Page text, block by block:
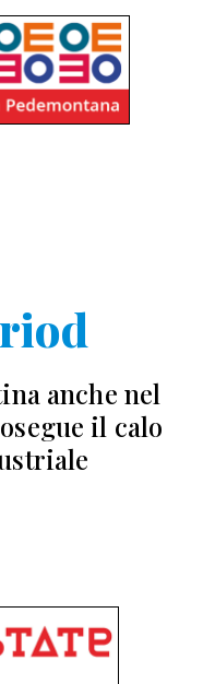
anche nel
il calo